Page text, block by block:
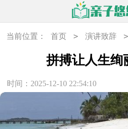
当前位置： 首页 > 演讲致辞 >
拼搏让人生绚
时间：2025-12-10 22:54:10